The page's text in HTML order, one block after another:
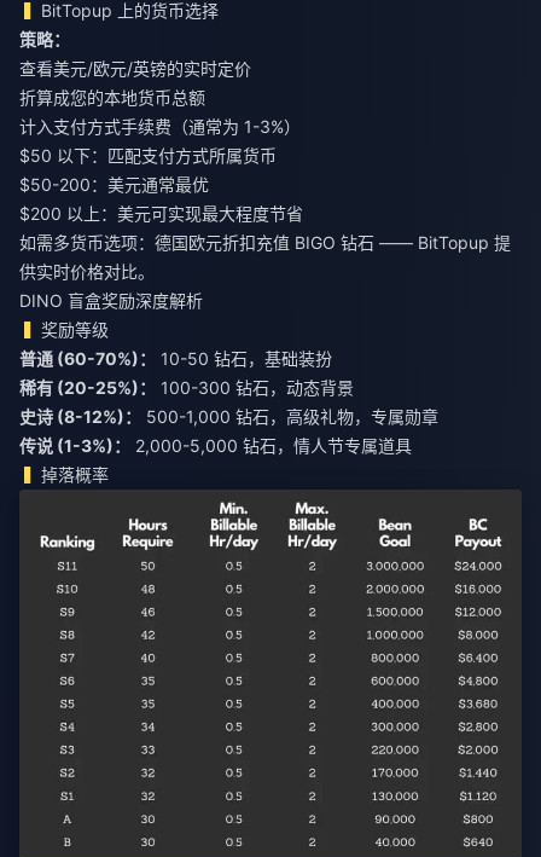
BitTopup 上的货币选择
策略：
查看美元/欧元/英镑的实时定价
折算成您的本地货币总额
计入支付方式手续费（通常为 1-3%）
$50 以下：匹配支付方式所属货币
$50-200：美元通常最优
$200 以上：美元可实现最大程度节省
如需多货币选项： 德国欧元折扣充值 BIGO 钻石 —— BitTopup 提
供实时价格对比。
DINO 盲盒奖励深度解析
奖励等级
普通 (60-70%)：
稀有 (20-25%)：
史诗 (8-12%)：
传说 (1-3%)：
2,000-5,000 钻石，情人节专属道具
掉落概率